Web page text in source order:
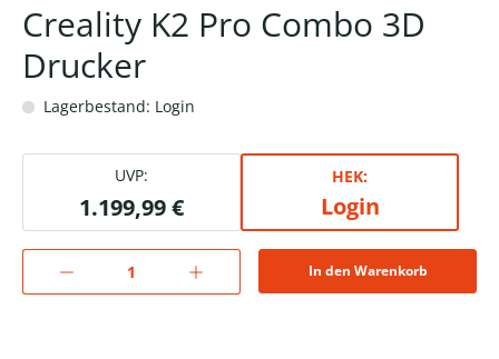
Creality K2 Pro Combo 3D
Drucker
Lagerbestand: Login
UVP:
1.199,99 €
HEK:
Login
In den Warenkorb